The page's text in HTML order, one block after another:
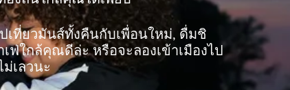
เที่ยวมันส์ทั้งคืนกับเพื่อนใหม่, ดื่มชิ
ฟ่ใกล้คุณดีล่ะ หรือจะลองเข้าเมืองไป
เลวนะ